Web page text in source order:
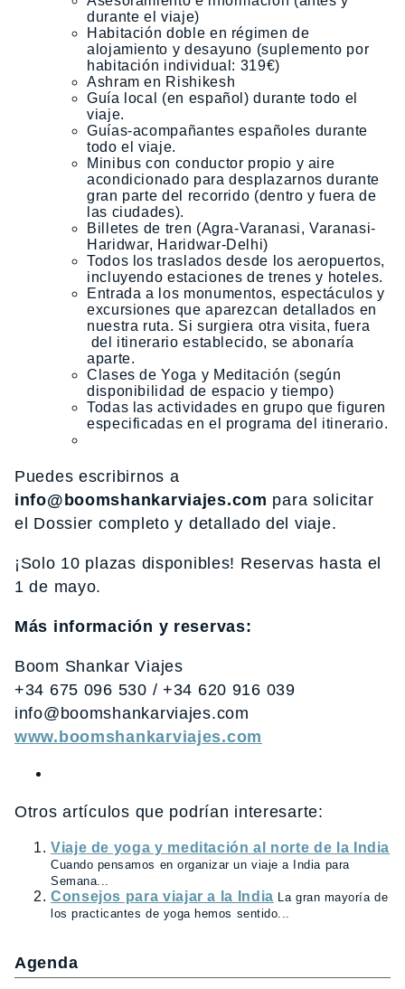
durante el viaje)
Habitación doble en régimen de
alojamiento y desayuno (suplemento por
habitación individual: 319€)
Ashram en Rishikesh
Guía local (en español) durante todo el
viaje.
Guías-acompañantes españoles durante
todo el viaje.
Minibus con conductor propio y aire
acondicionado para desplazarnos durante
gran parte del recorrido (dentro y fuera de
las ciudades).
Billetes de tren (Agra-Varanasi, Varanasi-
Haridwar, Haridwar-Delhi)
Todos los traslados desde los aeropuertos,
incluyendo estaciones de trenes y hoteles.
Entrada a los monumentos, espectáculos y
excursiones que aparezcan detallados en
nuestra ruta. Si surgiera otra visita, fuera
del itinerario establecido, se abonaría
aparte.
Clases de Yoga y Meditación (según
disponibilidad de espacio y tiempo)
Todas las actividades en grupo que figuren
especificadas en el programa del itinerario.
Puedes escribirnos a
info@boomshankarviajes.com para solicitar
el Dossier completo y detallado del viaje.
¡Solo 10 plazas disponibles! Reservas hasta el
1 de mayo.
Más información y reservas:
Boom Shankar Viajes
+34 675 096 530 / +34 620 916 039
info@boomshankarviajes.com
www.boomshankarviajes.com
Otros artículos que podrían interesarte:
Viaje de yoga y meditación al norte de la India
Cuando pensamos en organizar un viaje a India para
Semana...
Consejos para viajar a la India La gran mayoría de
los practicantes de yoga hemos sentido...
Agenda